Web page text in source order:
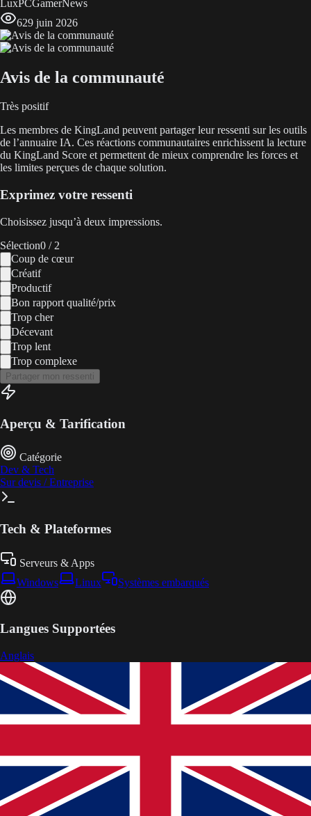
LuxPCGamerNews
629 juin 2026
Avis de la communauté
Très positif
Les membres de KingLand peuvent partager leur ressenti sur les outils
de l’annuaire IA. Ces réactions communautaires enrichissent la lecture
du KingLand Score et permettent de mieux comprendre les forces et
les limites perçues de chaque solution.
Exprimez votre ressenti
Choisissez jusqu’à deux impressions.
Sélection0 / 2
Coup de cœur
Créatif
Productif
Bon rapport qualité/prix
Trop cher
Décevant
Trop lent
Trop complexe
Partager mon ressenti
Aperçu & Tarification
Catégorie
Dev & Tech
Sur devis / Entreprise
Tech & Plateformes
Serveurs & Apps
Windows
Linux Systèmes embarqués
Langues Supportées
Anglais